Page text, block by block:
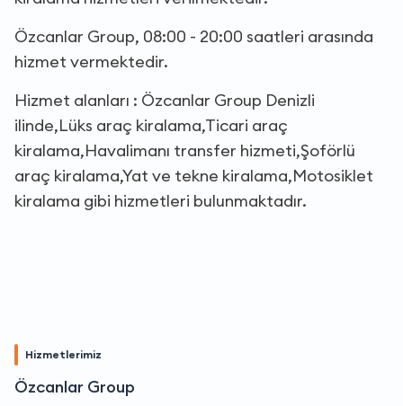
Özcanlar Group, 08:00 - 20:00 saatleri arasında
hizmet vermektedir.
Hizmet alanları : Özcanlar Group Denizli
ilinde,Lüks araç kiralama,Ticari araç
kiralama,Havalimanı transfer hizmeti,Şoförlü
araç kiralama,Yat ve tekne kiralama,Motosiklet
kiralama gibi hizmetleri bulunmaktadır.
Hizmetlerimiz
Özcanlar Group